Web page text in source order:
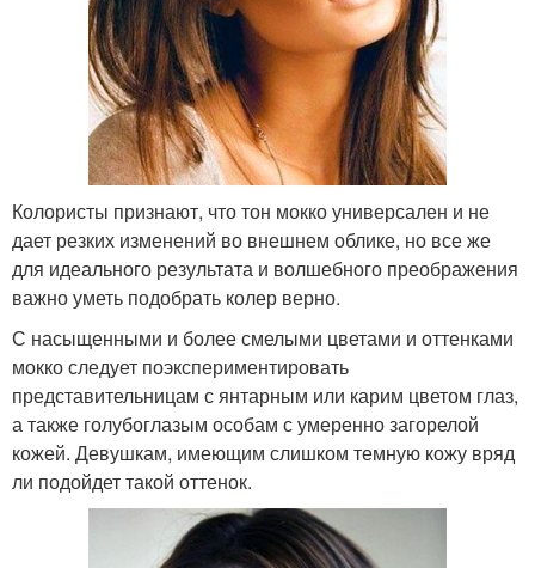
Колористы признают, что тон мокко универсален и не
дает резких изменений во внешнем облике, но все же
для идеального результата и волшебного преображения
важно уметь подобрать колер верно.
С насыщенными и более смелыми цветами и оттенками
мокко следует поэкспериментировать
представительницам с янтарным или карим цветом глаз,
а также голубоглазым особам с умеренно загорелой
кожей. Девушкам, имеющим слишком темную кожу вряд
ли подойдет такой оттенок.